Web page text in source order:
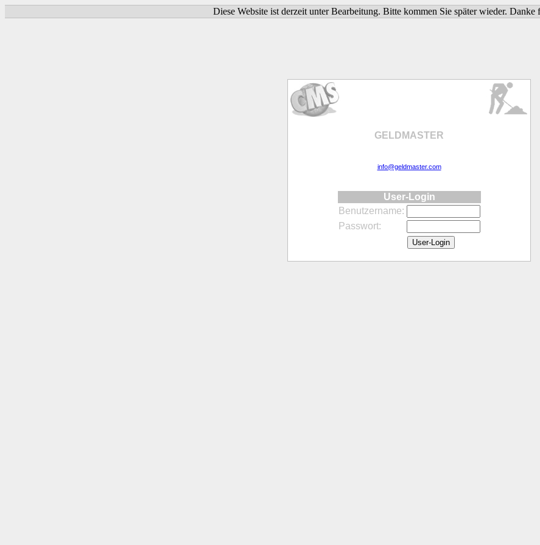
Diese Website ist derzeit unter Bearbeitung. Bitte kommen Sie später wieder. Danke
GELDMASTER
info@geldmaster.com
User-Login
Benutzername:
Passwort: